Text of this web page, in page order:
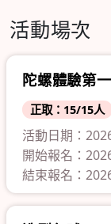
活動場次
陀螺體驗第
正取：15/15人
活動日期：
開始報名：
結束報名：